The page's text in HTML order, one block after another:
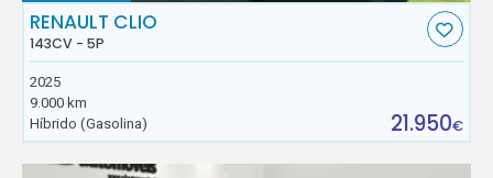
RENAULT CLIO
143CV - 5P
2025
9.000 km
Híbrido (Gasolina)
21.950€